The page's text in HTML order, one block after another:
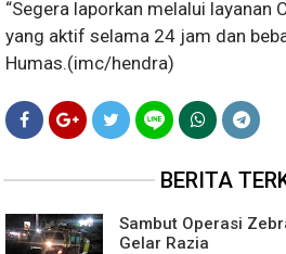
“Segera laporkan melalui layanan
yang aktif selama 24 jam dan
Humas.(imc/hendra)
BERITA
Sambut Operasi
Gelar Razia